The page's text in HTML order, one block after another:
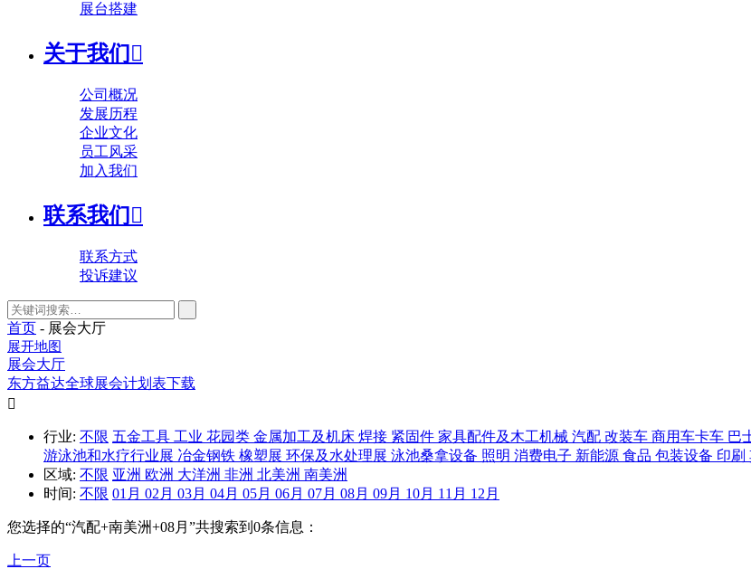
展台搭建
关于我们 
公司概况
发展历程
企业文化
员工风采
加入我们
联系我们 
联系方式
投诉建议
首页 - 展会大厅
展开地图
展会大厅
东方益达全球展会计划表下载

行业: 不限 五金工具 工业 花园类 金属加工及机床 焊接 紧固件 家具配件及木工机械 汽配 改装车 商用车卡车 巴
游泳池和水疗行业展 冶金钢铁 橡塑展 环保及水处理展 泳池桑拿设备 照明 消费电子 新能源 食品 包装设备 印刷
区域: 不限 亚洲 欧洲 大洋洲 非洲 北美洲 南美洲
时间: 不限 01月 02月 03月 04月 05月 06月 07月 08月 09月 10月 11月 12月
您选择的“汽配+南美洲+08月 ”共搜索到0条信息：
上一页